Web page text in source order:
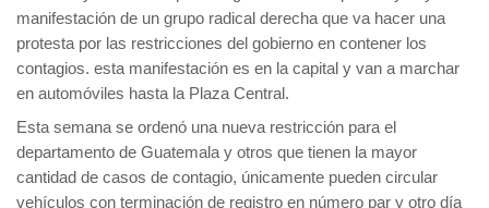
manifestación de un grupo radical derecha que va hacer una
protesta por las restricciones del gobierno en contener los
contagios. esta manifestación es en la capital y van a marchar
en automóviles hasta la Plaza Central.
Esta semana se ordenó una nueva restricción para el
departamento de Guatemala y otros que tienen la mayor
cantidad de casos de contagio, únicamente pueden circular
vehículos con terminación de registro en número par y otro día